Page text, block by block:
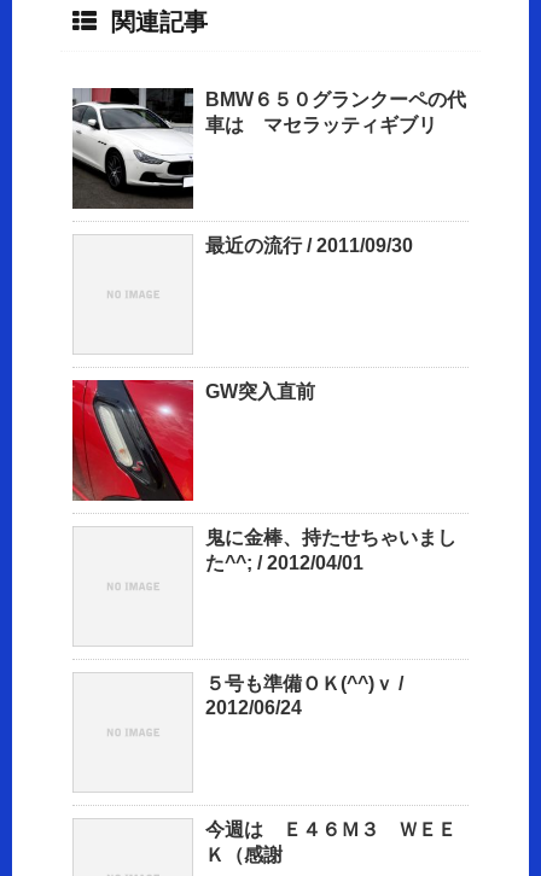
関連記事
BMW６５０グランクーペの代
車は マセラッティギブリ
最近の流行 / 2011/09/30
GW突入直前
鬼に金棒、持たせちゃいまし
た^^; / 2012/04/01
５号も準備ＯＫ(^^)ｖ /
2012/06/24
今週は Ｅ４６Ｍ３ ＷＥＥ
Ｋ（感謝